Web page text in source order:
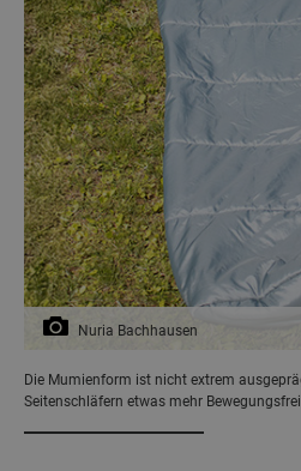
Nuria Bachhausen
Die Mumienform ist nicht extrem
Seitenschläfern etwas mehr